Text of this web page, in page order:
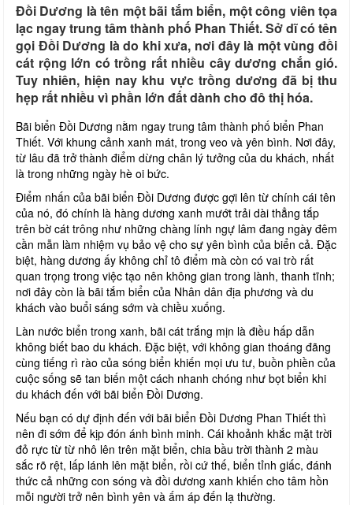
Đồi Dương là tên một bãi tắm biển, một công viên tọa
lạc ngay trung tâm thành phố Phan Thiết. Sở dĩ có tên
gọi Đồi Dương là do khi xưa, nơi đây là một vùng đồi
cát rộng lớn có trồng rất nhiều cây dương chắn gió.
Tuy nhiên, hiện nay khu vực trồng dương đã bị thu
hẹp rất nhiều vì phần lớn đất dành cho đô thị hóa.
Bãi biển Đồi Dương nằm ngay trung tâm thành phố biển Phan
Thiết. Với khung cảnh xanh mát, trong veo và yên bình. Nơi đây,
từ lâu đã trở thành điểm dừng chân lý tưởng của du khách, nhất
là trong những ngày hè oi bức.
Điểm nhấn của bãi biển Đồi Dương được gợi lên từ chính cái tên
của nó, đó chính là hàng dương xanh mướt trải dài thẳng tắp
trên bờ cát trông như những chàng lính ngự lâm đang ngày đêm
cần mẫn làm nhiệm vụ bảo vệ cho sự yên bình của biển cả. Đặc
biệt, hàng dương ấy không chỉ tô điểm mà còn có vai trò rất
quan trọng trong việc tạo nên không gian trong lành, thanh tĩnh;
nơi đây còn là bãi tắm biển của Nhân dân địa phương và du
khách vào buổi sáng sớm và chiều xuống.
Làn nước biển trong xanh, bãi cát trắng mịn là điều hấp dẫn
không biết bao du khách. Đặc biệt, với không gian thoáng đãng
cùng tiếng rì rào của sóng biển khiến mọi ưu tư, buồn phiền của
cuộc sống sẽ tan biến một cách nhanh chóng như bọt biển khi
du khách đến với bãi biển Đồi Dương.
Nếu bạn có dự định đến với bãi biển Đồi Dương Phan Thiết thì
nên đi sớm để kịp đón ánh bình minh. Cái khoảnh khắc mặt trời
đỏ rực từ từ nhô lên trên mặt biển, chia bầu trời thành 2 màu
sắc rõ rệt, lấp lánh lên mặt biển, rồi cứ thế, biển tỉnh giấc, đánh
thức cả những con sóng và đồi dương xanh khiến cho tâm hồn
mỗi người trở nên bình yên và ấm áp đến lạ thường.